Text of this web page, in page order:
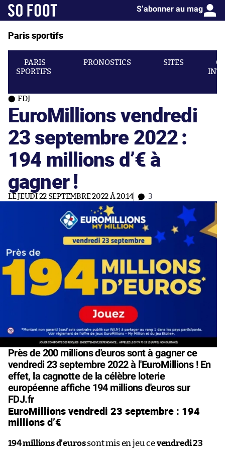
S’abonner au mag
Paris sportifs
PARIS
SPORTIFS
PRONOSTICS SITES
FDJ
EuroMillions vendredi
23 septembre 2022 :
194 millions d’€ à
gagner !
LE JEUDI 22 SEPTEMBRE 2022 À 20:14 3
Près de 200 millions d'euros sont à gagner ce
vendredi 23 septembre 2022 à l'EuroMillions ! En
effet, la cagnotte de la célèbre loterie
européenne affiche 194 millions d'euros sur
FDJ.fr
EuroMillions vendredi 23 septembre : 194
millions d’€
194 millions d’eurossont mis en jeu cevendredi 23